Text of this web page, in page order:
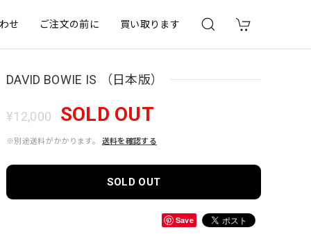
せ ご注文の前に 買い取ります
DAVID BOWIE IS （日本版）
¥12,000 SOLD OUT
※別途送料がかかります。 送料を確認する
SOLD OUT
Save